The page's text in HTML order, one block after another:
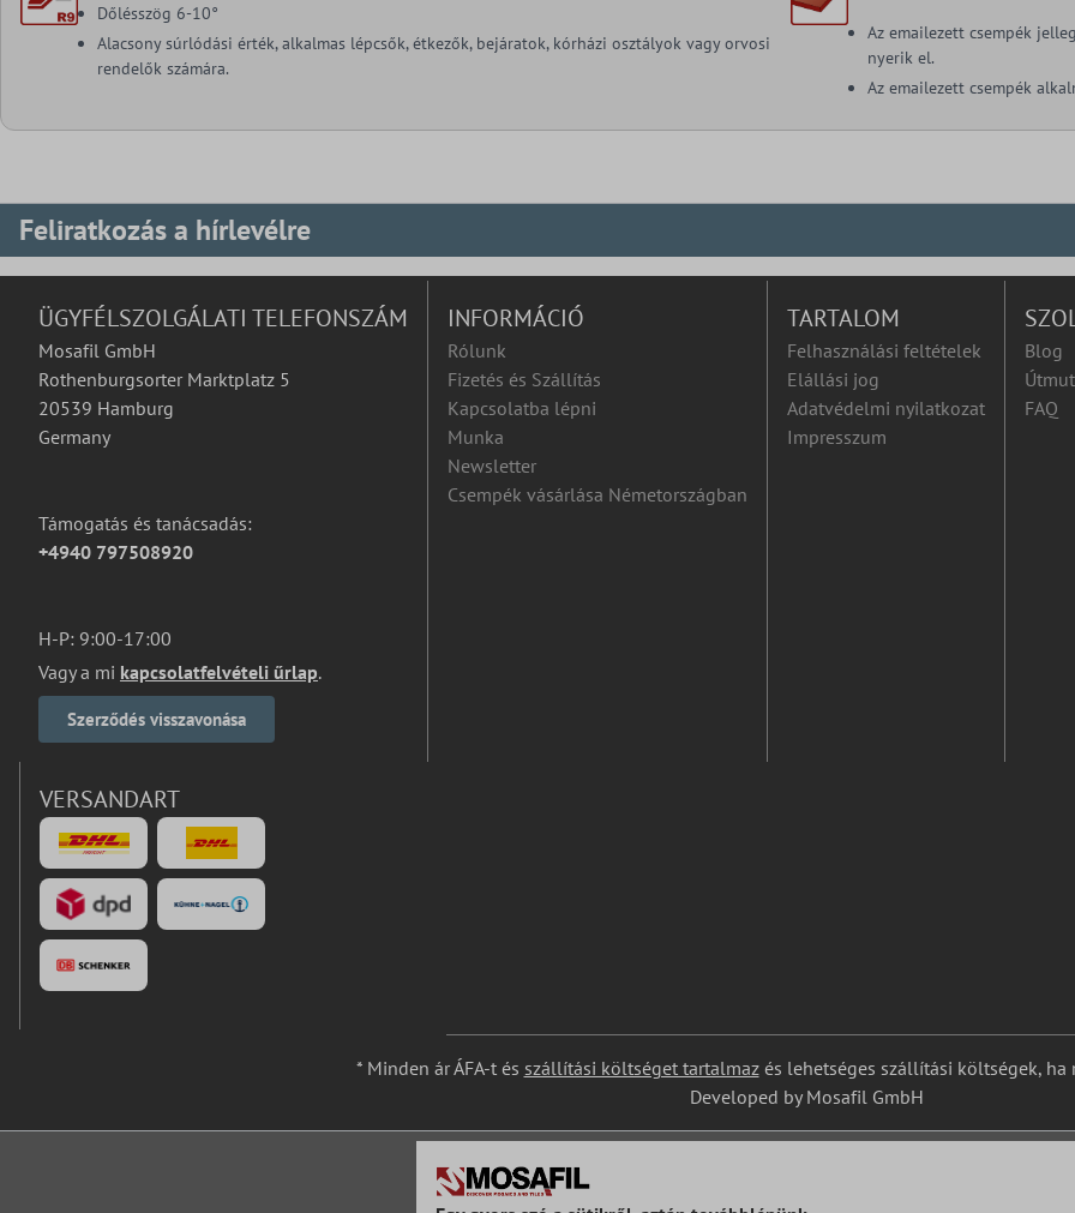
Dőlésszög 6-10°
Alacsony súrlódási érték, alkalmas lépcsők, étkezők, bejáratok, kórházi osztályok vagy orvosi
rendelők számára.
Az emailezett csempék
nyerik el.
Az emailezett csempék
Feliratkozás a hírlevélre
ÜGYFÉLSZOLGÁLATI TELEFONSZÁM
Mosafil GmbH
Rothenburgsorter Marktplatz 5
20539 Hamburg
Germany
Támogatás és tanácsadás:
+4940 797508920
H-P: 9:00-17:00
Vagy a mi kapcsolatfelvételi űrlap.
Szerződés visszavonása
INFORMÁCIÓ
Rólunk
Fizetés és Szállítás
Kapcsolatba lépni
Munka
Newsletter
Csempék vásárlása Németországban
TARTALOM
Felhasználási feltételek
Elállási jog
Adatvédelmi nyilatkozat
Impresszum
Blog
FAQ
VERSANDART
* Minden ár ÁFA-t és szállítási költséget tartalmazés lehetséges szállítási költségek, ha
Developed by Mosafil GmbH